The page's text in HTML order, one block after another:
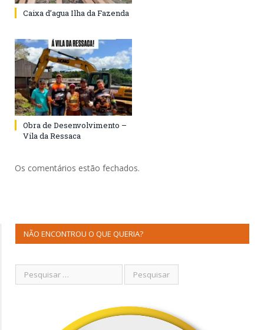
Caixa d’agua Ilha da Fazenda
Obra de Desenvolvimento –
Vila da Ressaca
Os comentários estão fechados.
NÃO ENCONTROU O QUE QUERIA?